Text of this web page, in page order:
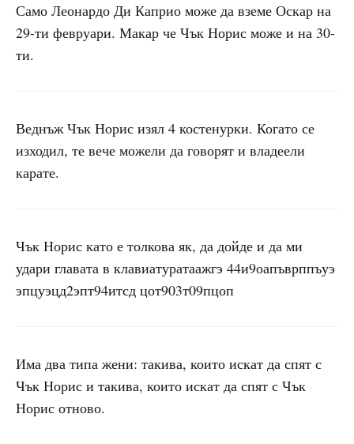
Само Леонардо Ди Каприо може да вземе Оскар на
29-ти февруари. Макар че Чък Норис може и на 30-
ти.
Веднъж Чък Норис изял 4 костенурки. Когато се
изходил, те вече можели да говорят и владеели
карате.
Чък Норис като е толкова як, да дойде и да ми
удари главата в клавиатуратаажгэ 44и9оапъврппъуэ
эпцуэцд2эпт94итсд цот903т09пцоп
Има два типа жени: такива, които искат да спят с
Чък Норис и такива, които искат да спят с Чък
Норис отново.